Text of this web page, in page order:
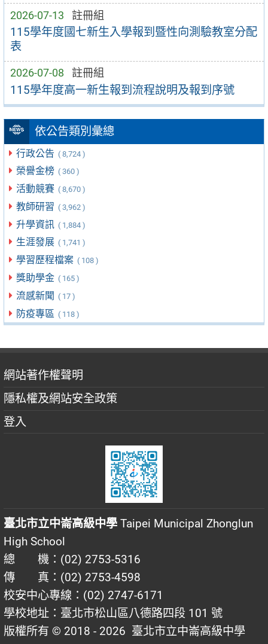
2026-07-13 註冊組
115學年度國七新生入學報到暨性向測驗教室分配
表
2026-07-08 註冊組
115學年度高一新生報到流程說明及報到序號
依公告類別彙總
行政公告 ( 8,724 )
榮譽金榜 ( 360 )
活動競賽 ( 8,670 )
教師研習 ( 3,962 )
升學資訊 ( 1,884 )
生涯發展 ( 1,741 )
學習歷程檔案 ( 108 )
獎助學金 ( 165 )
流感新聞 ( 17 )
防疫專區 ( 118 )
網站著作權聲明
隱私權及網站安全政策
登入
臺北市立中崙高級中學 Taipei Municipal Zhonglun
High School
總 機：(02) 2753-5316
傳 真：(02) 2753-4598
校安中心專線：(02) 2747-6171
學校地址：臺北市松山區八德路四段 101 號
版權所有 © 2018 - 2026 臺北市立中崙高級中學